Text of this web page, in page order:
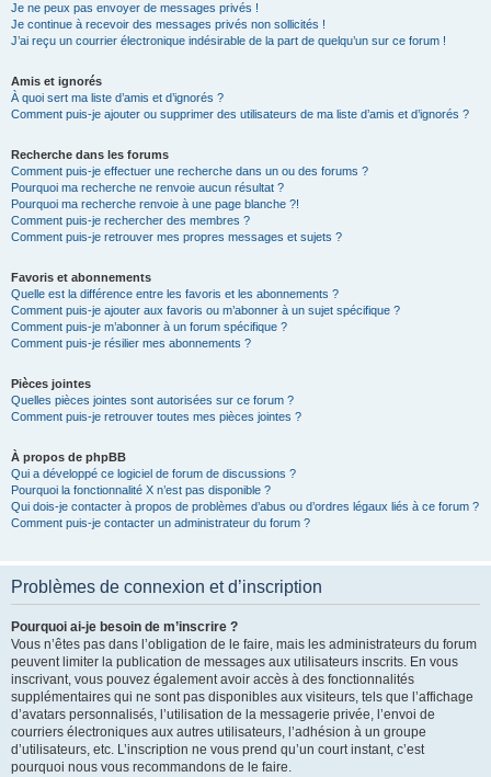
Je ne peux pas envoyer de messages privés !
Je continue à recevoir des messages privés non sollicités !
J’ai reçu un courrier électronique indésirable de la part de quelqu’un sur ce forum !
Amis et ignorés
À quoi sert ma liste d’amis et d’ignorés ?
Comment puis-je ajouter ou supprimer des utilisateurs de ma liste d’amis et d’ignorés ?
Recherche dans les forums
Comment puis-je effectuer une recherche dans un ou des forums ?
Pourquoi ma recherche ne renvoie aucun résultat ?
Pourquoi ma recherche renvoie à une page blanche ?!
Comment puis-je rechercher des membres ?
Comment puis-je retrouver mes propres messages et sujets ?
Favoris et abonnements
Quelle est la différence entre les favoris et les abonnements ?
Comment puis-je ajouter aux favoris ou m’abonner à un sujet spécifique ?
Comment puis-je m’abonner à un forum spécifique ?
Comment puis-je résilier mes abonnements ?
Pièces jointes
Quelles pièces jointes sont autorisées sur ce forum ?
Comment puis-je retrouver toutes mes pièces jointes ?
À propos de phpBB
Qui a développé ce logiciel de forum de discussions ?
Pourquoi la fonctionnalité X n’est pas disponible ?
Qui dois-je contacter à propos de problèmes d’abus ou d’ordres légaux liés à ce forum ?
Comment puis-je contacter un administrateur du forum ?
Problèmes de connexion et d’inscription
Pourquoi ai-je besoin de m’inscrire ?
Vous n’êtes pas dans l’obligation de le faire, mais les administrateurs du forum
peuvent limiter la publication de messages aux utilisateurs inscrits. En vous
inscrivant, vous pouvez également avoir accès à des fonctionnalités
supplémentaires qui ne sont pas disponibles aux visiteurs, tels que l’affichage
d’avatars personnalisés, l’utilisation de la messagerie privée, l’envoi de
courriers électroniques aux autres utilisateurs, l’adhésion à un groupe
d’utilisateurs, etc. L’inscription ne vous prend qu’un court instant, c’est
pourquoi nous vous recommandons de le faire.